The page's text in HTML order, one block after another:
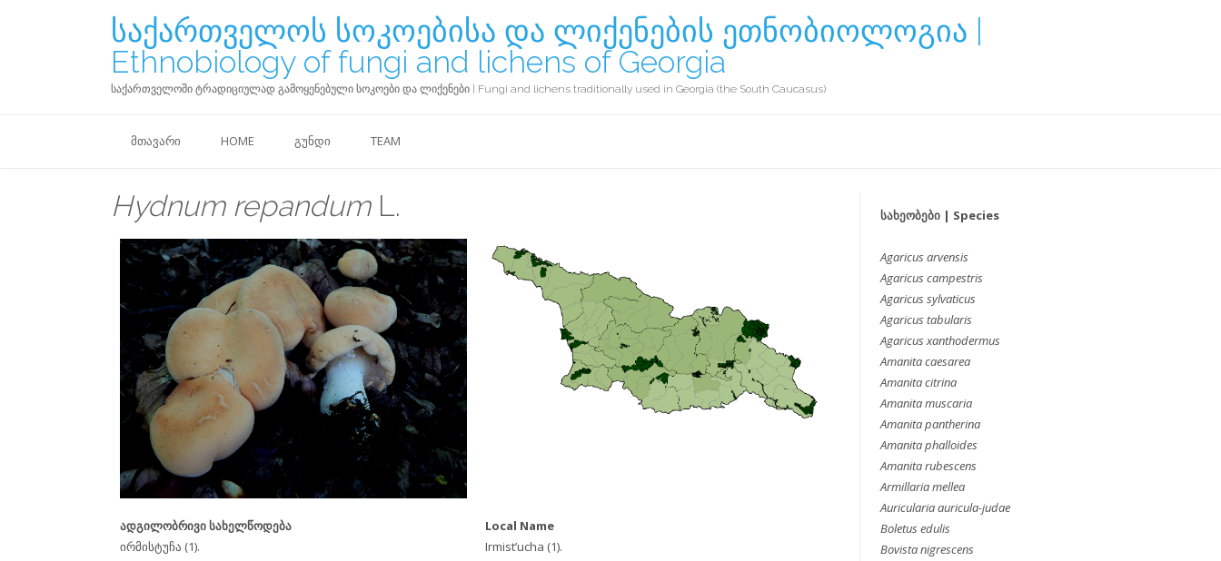
საქართველოს სოკოებისა და ლიქენების ეთნობიოლოგია |
Ethnobiology of fungi and lichens of Georgia
საქართველოში ტრადიციულად გამოყენებული სოკოები და ლიქენები | Fungi and lichens traditionally used in Georgia (the South Caucasus)
ᲛᲗᲐᲕᲐᲠᲘ HOME ᲒᲣᲜᲓᲘ TEAM
Hydnum repandumL.
ადგილობრივი სახელწოდება
ირმისტუჩა (1).
Local Name
Irmist’ucha (1).
სახეობები | Species
Agaricus arvensis
Agaricus campestris
Agaricus sylvaticus
Agaricus tabularis
Agaricus xanthodermus
Amanita caesarea
Amanita citrina
Amanita muscaria
Amanita pantherina
Amanita phalloides
Amanita rubescens
Armillaria mellea
Auricularia auricula-judae
Boletus edulis
Bovista nigrescens